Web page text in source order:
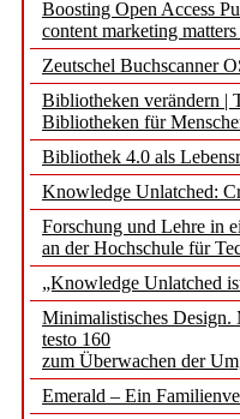
Boosting Open Access
content marketing
Zeutschel Buchscanner
Bibliotheken verändern |
Bibliotheken für
Bibliothek 4.0 als
Knowledge Unlatched:
Forschung und Lehre in
an der Hochschule für
„Knowledge Unlatched
Minimalistisches
testo 160
zum Überwachen der
Emerald – Ein